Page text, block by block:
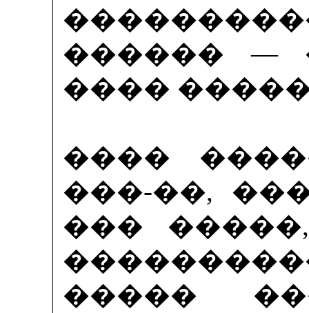
������ —
���� �����
����
���-��,
���
�����